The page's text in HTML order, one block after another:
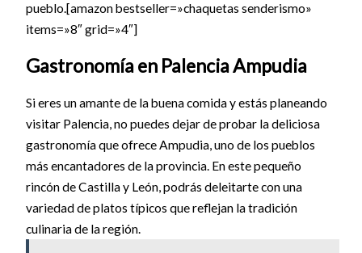
pueblo.[amazon bestseller=»chaquetas senderismo»
items=»8″ grid=»4″]
Gastronomía en Palencia Ampudia
Si eres un amante de la buena comida y estás planeando
visitar Palencia, no puedes dejar de probar la deliciosa
gastronomía que ofrece Ampudia, uno de los pueblos
más encantadores de la provincia. En este pequeño
rincón de Castilla y León, podrás deleitarte con una
variedad de platos típicos que reflejan la tradición
culinaria de la región.